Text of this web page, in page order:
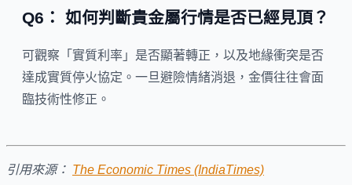
Q6： 如何判斷貴金屬行情是否已經見頂？
可觀察「實質利率」是否顯著轉正，以及地緣衝突是否
達成實質停火協定。一旦避險情緒消退，金價往往會面
臨技術性修正。
引用來源： The Economic Times (IndiaTimes)